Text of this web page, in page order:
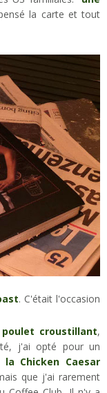
la carte et tout
. C'était l'occasion
croustillant,
j'ai opté pour un
la Chicken Caesar
que j'ai rarement